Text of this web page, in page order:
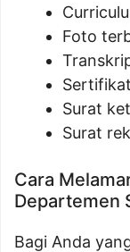
Foto
Surat
Surat
Cara
Departemen
Bagi Anda